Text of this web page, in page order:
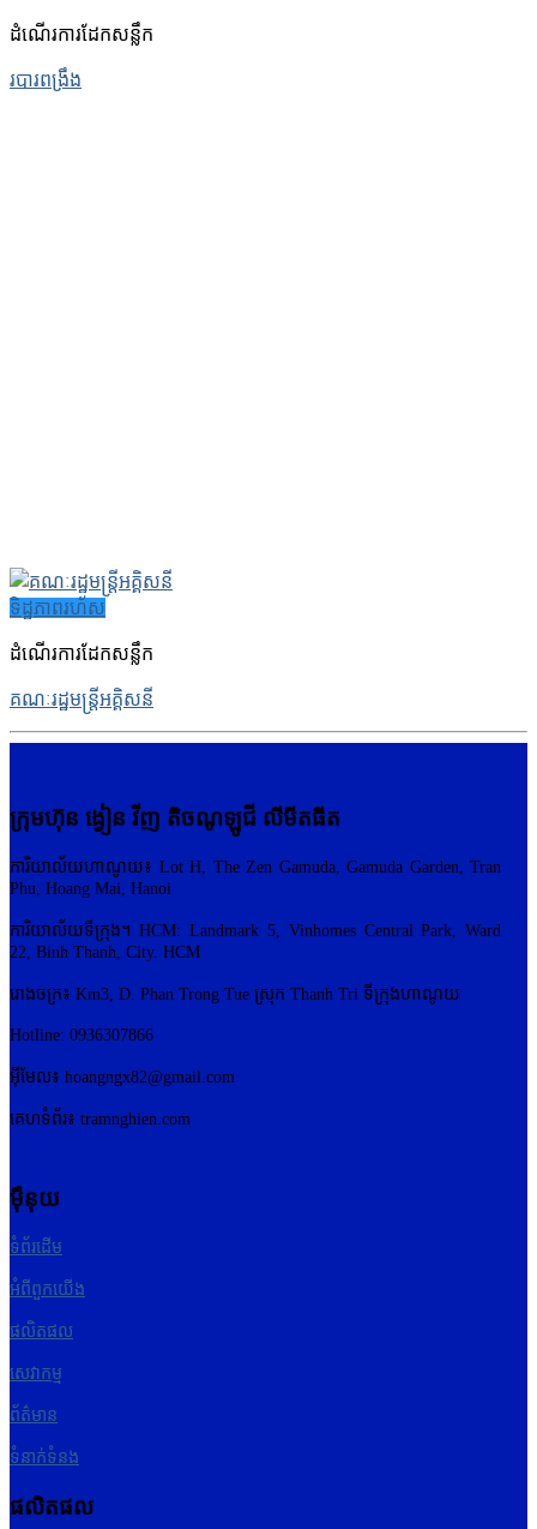
ដំណើរការដែកសន្លឹក
របារពង្រឹង
ទិដ្ឋភាពរហ័ស
ដំណើរការដែកសន្លឹក
គណៈរដ្ឋមន្ត្រីអគ្គិសនី
ក្រុមហ៊ុន ង្វៀន វីញ តិចណូឡូជី លីមីតធីត
ការិយាល័យហាណូយ៖ Lot H, The Zen Gamuda, Gamuda Garden, Tran
Phu, Hoang Mai, Hanoi
ការិយាល័យទីក្រុង។ HCM: Landmark 5, Vinhomes Central Park, Ward
22, Binh Thanh, City. HCM
រោងចក្រ៖ Km3, D. Phan Trong Tue ស្រុក Thanh Tri ទីក្រុងហាណូយ
Hotline: 0936307866
អ៊ីមែល៖ hoangngx82@gmail.com
គេហទំព័រ៖ tramnghien.com
ម៉ឺនុយ
ទំព័រដើម
អំពីពួកយើង
ផលិតផល
សេវាកម្ម
ព័ត៌មាន
ទំនាក់ទំនង
ផលិតផល